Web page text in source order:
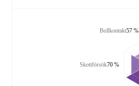
Bollkontakt57 %
Skottförsök70 %